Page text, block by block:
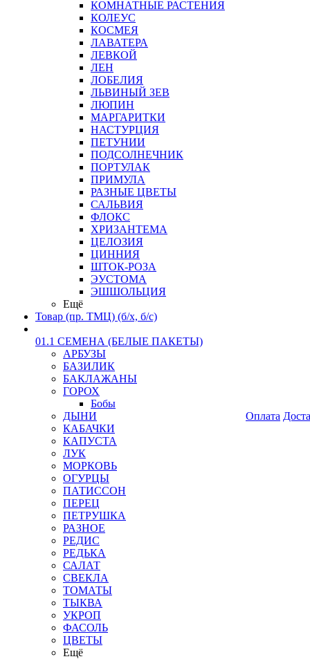
КОМНАТНЫЕ РАСТЕНИЯ
КОЛЕУС
КОСМЕЯ
ЛАВАТЕРА
ЛЕВКОЙ
ЛЕН
ЛОБЕЛИЯ
ЛЬВИНЫЙ ЗЕВ
ЛЮПИН
МАРГАРИТКИ
НАСТУРЦИЯ
ПЕТУНИИ
ПОДСОЛНЕЧНИК
ПОРТУЛАК
ПРИМУЛА
РАЗНЫЕ ЦВЕТЫ
САЛЬВИЯ
ФЛОКС
ХРИЗАНТЕМА
ЦЕЛОЗИЯ
ЦИННИЯ
ШТОК-РОЗА
ЭУСТОМА
ЭШШОЛЬЦИЯ
Ещё
Товар (пр. ТМЦ) (б/х, б/с)
01.1 СЕМЕНА (БЕЛЫЕ ПАКЕТЫ)
АРБУЗЫ
БАЗИЛИК
БАКЛАЖАНЫ
ГОРОХ
Бобы
ДЫНИ
КАБАЧКИ
КАПУСТА
ЛУК
МОРКОВЬ
ОГУРЦЫ
ПАТИССОН
ПЕРЕЦ
ПЕТРУШКА
РАЗНОЕ
РЕДИС
РЕДЬКА
САЛАТ
СВЕКЛА
ТОМАТЫ
ТЫКВА
УКРОП
ФАСОЛЬ
ЦВЕТЫ
Ещё
Оплата